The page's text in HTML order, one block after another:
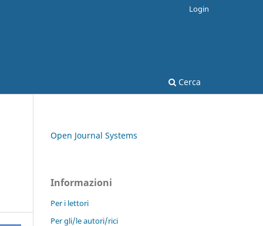
Cerca
Login
Open Journal Systems
Informazioni
Per i lettori
Per gli/le autori/rici